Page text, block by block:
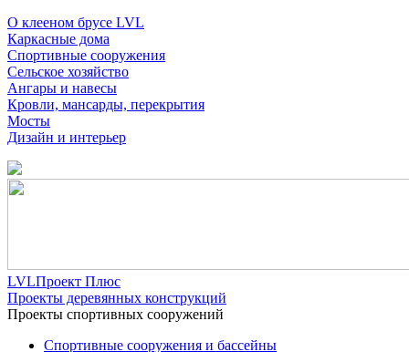
О клееном брусе LVL
Каркасные дома
Спортивные сооружения
Сельское хозяйство
Ангары и навесы
Кровли, мансарды, перекрытия
Мосты
Дизайн и интерьер
LVLПроект Плюс
Проекты деревянных конструкций
Проекты спортивных сооружений
Спортивные сооружения и бассейны